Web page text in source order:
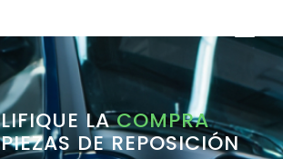
LACOMPRA
DE REPOSICIÓN